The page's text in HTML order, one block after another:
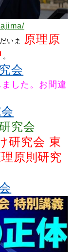
いま
原理原
。
会
した。お間違
究会
研究会 東
原則研究